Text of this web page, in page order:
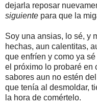
dejarla reposar
siguiente para que la
Soy una ansias, lo sé, y
hechas, aun calentitas,
que enfríen y como ya
el próximo lo probaré en
sabores aun no estén
que tenía al desmoldar,
la hora de comértelo.